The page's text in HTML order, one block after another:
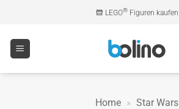
springen
LEGO®Figuren kaufen
Home » Star Wars